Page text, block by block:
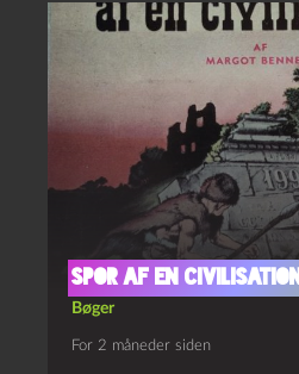
Spor af en civilisation
Bøger
For 2 måneder siden